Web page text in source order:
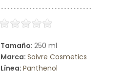
Tamaño: 250 ml
Marca: Soivre Cosmetics
Línea: Panthenol